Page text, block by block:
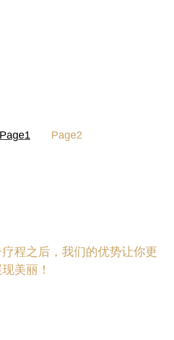
Page1 Page2
程之后，我们的优势让你更
美丽！